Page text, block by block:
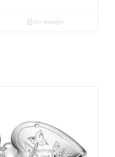
Vis detaljer